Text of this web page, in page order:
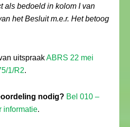
als bedoeld in kolom I van
het Besluit m.e.r. Het betoog
uitspraakABRS 22 mei
1/R2.
nodig? Bel 010 –
informatie.